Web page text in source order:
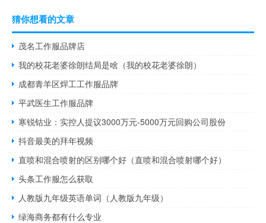
猜你想看的文章
茂名工作服品牌店
我的校花老婆徐朗结局是啥（我的校花老婆徐朗）
成都青羊区焊工工作服品牌
平武医生工作服品牌
寒锐钴业：实控人提议3000万元-5000万元回购公司股份
抖音最美的拜年视频
直喷和混合喷射的区别哪个好（直喷和混合喷射哪个好）
头条工作服怎么获取
人教版九年级英语单词（人教版九年级）
绿海商务都有什么专业